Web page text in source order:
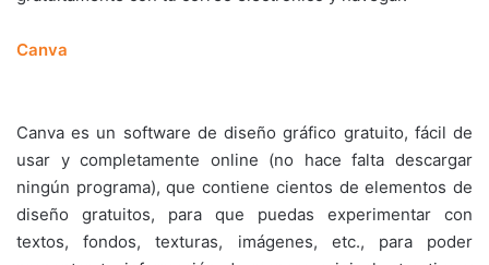
Canva
Canva es un software de diseño gráfico gratuito, fácil de
usar y completamente online (no hace falta descargar
ningún programa), que contiene cientos de elementos de
diseño gratuitos, para que puedas experimentar con
textos, fondos, texturas, imágenes, etc., para poder